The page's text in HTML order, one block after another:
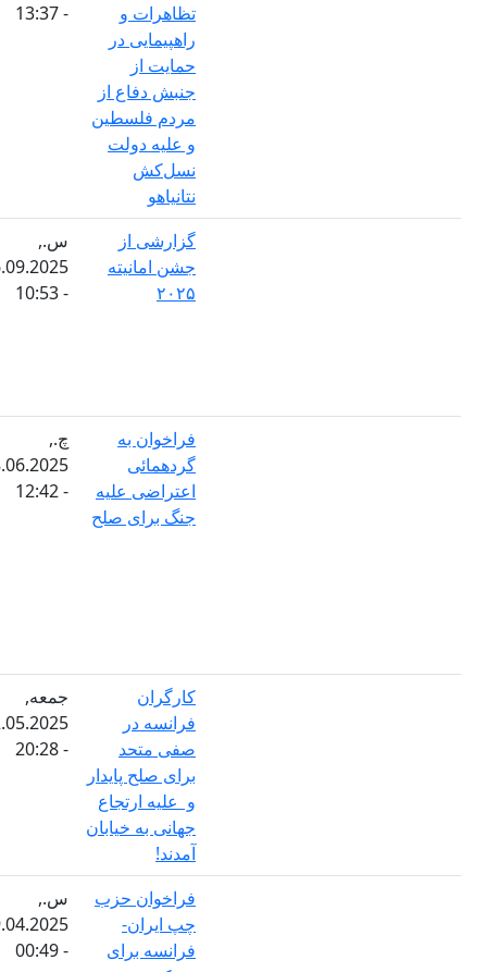
تظاهرات و
راهپیمایی در
حمایت از
جنبش دفاع از
مردم فلسطین
و علیه دولت
نسل‌کش
نتانیاهو
گزارشی از
جشن امانیته
۲۰۲۵
س.,
16.09.2025
فراخوان به
گردهمائی
اعتراضی علیه
جنگ برای صلح
18.06.2025
کارگران
فرانسه در
صفی متحد
برای صلح پایدار
و علیه ارتجاع
جهانی به خیابان
آمدند!
جمعه,
02.05.2025
فراخوان حزب
چپ ایران-
فرانسه برای
س.,
29.04.2025